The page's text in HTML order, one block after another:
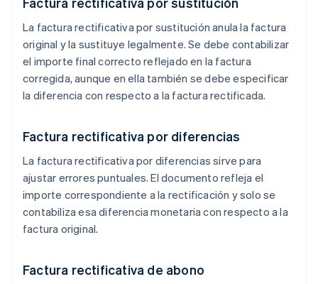
La factura rectificativa por sustitución anula la factura
original y la sustituye legalmente. Se debe contabilizar
el importe final correcto reflejado en la factura
corregida, aunque en ella también se debe especificar
la diferencia con respecto a la factura rectificada.
Factura rectificativa por diferencias
La factura rectificativa por diferencias sirve para
ajustar errores puntuales. El documento refleja el
importe correspondiente a la rectificación y solo se
contabiliza esa diferencia monetaria con respecto a la
factura original.
Factura rectificativa de abono